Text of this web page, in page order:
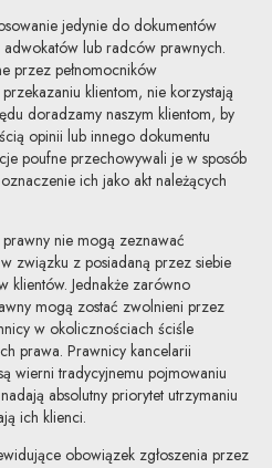
jedynie do dokumentów
lub radców prawnych.
przez pełnomocników
klientom, nie korzystają
doradzamy naszym klientom, by
opinii lub innego dokumentu
poufne przechowywali je w sposób
ich jako akt należących
nie mogą zeznawać
związku z posiadaną przez siebie
klientów. Jednakże zarówno
mogą zostać zwolnieni przez
w okolicznościach ściśle
prawa. Prawnicy kancelarii
wierni tradycyjnemu pojmowaniu
absolutny priorytet utrzymaniu
ich klienci.
obowiązek zgłoszenia przez